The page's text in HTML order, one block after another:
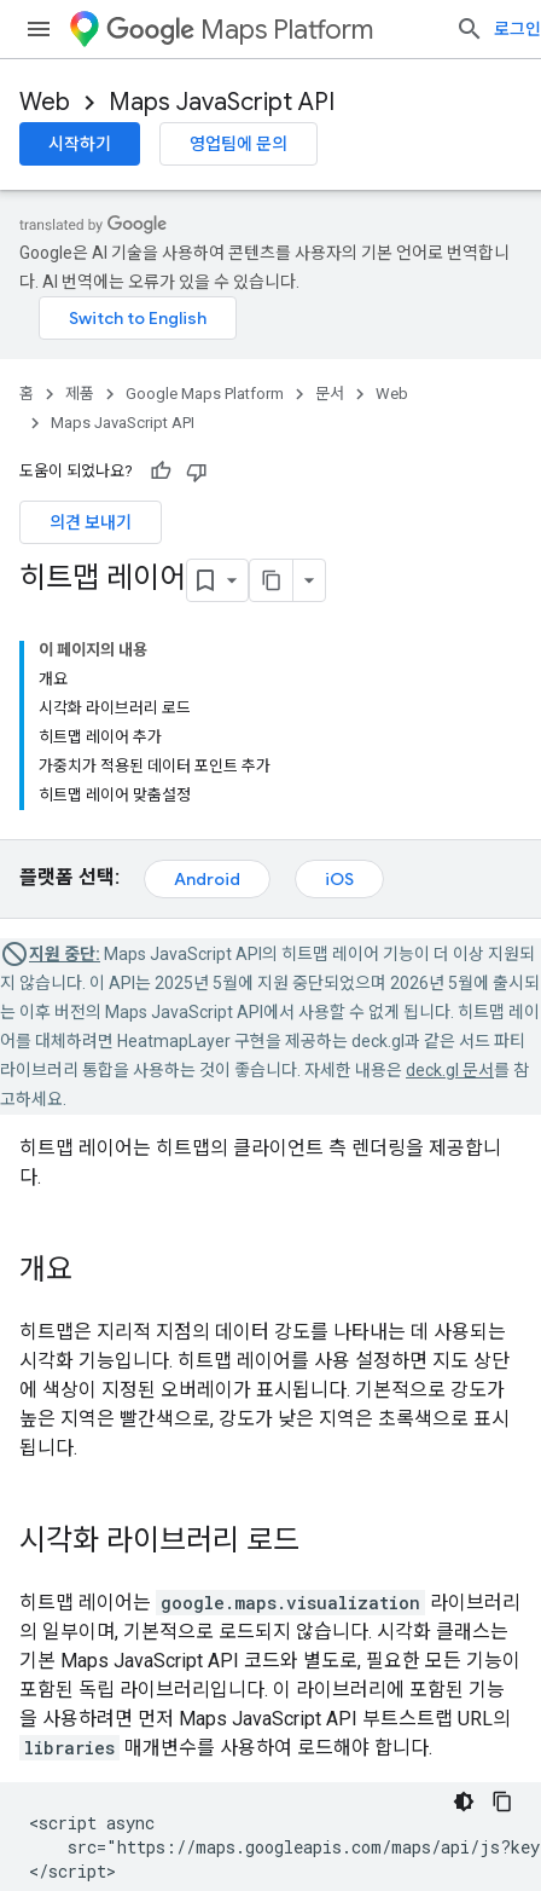
Maps Platform 로그인
Web Maps JavaScript API
시작하기 영업팀에 문의
Google은 AI 기술을 사용하여 콘텐츠를 사용자의 기본 언어로 번역합니
다. AI 번역에는 오류가 있을 수 있습니다.
홈 제품 Google Maps Platform 문서
Web
Maps JavaScript API
도움이 되었나요?
의견 보내기
히트맵 레이어
이 페이지의 내용
개요
시각화 라이브러리 로드
히트맵 레이어 추가
가중치가 적용된 데이터 포인트 추가
히트맵 레이어 맞춤설정
플랫폼 선택: Android iOS
지원 중단: Maps JavaScript API의 히트맵 레이어 기능이 더 이상 지원되
지 않습니다. 이 API는 2025년 5월에 지원 중단되었으며 2026년 5월에 출시되
는 이후 버전의 Maps JavaScript API에서 사용할 수 없게 됩니다. 히트맵 레이
어를 대체하려면 HeatmapLayer 구현을 제공하는 deck.gl과 같은 서드 파티
라이브러리 통합을 사용하는 것이 좋습니다. 자세한 내용은 deck.gl 문서를 참
고하세요.
히트맵 레이어는 히트맵의 클라이언트 측 렌더링을 제공합니
다.
개요
히트맵은 지리적 지점의 데이터 강도를 나타내는 데 사용되는
시각화 기능입니다. 히트맵 레이어를 사용 설정하면 지도 상단
에 색상이 지정된 오버레이가 표시됩니다. 기본적으로 강도가
높은 지역은 빨간색으로, 강도가 낮은 지역은 초록색으로 표시
됩니다.
시각화 라이브러리 로드
히트맵 레이어는 google.maps.visualization 라이브러리
의 일부이며, 기본적으로 로드되지 않습니다. 시각화 클래스는
기본 Maps JavaScript API 코드와 별도로, 필요한 모든 기능이
포함된 독립 라이브러리입니다. 이 라이브러리에 포함된 기능
을 사용하려면 먼저 Maps JavaScript API 부트스트랩 URL의
libraries 매개변수를 사용하여 로드해야 합니다.
<script async
src="https://maps.googleapis.com/maps/api/
</script>